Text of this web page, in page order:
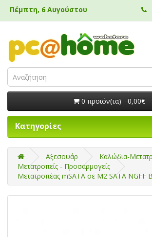
Πέμπτη, 6 Αυγούστου
0 προϊόν(τα) - 0,00€
Κατηγορίες
Αξεσουάρ
Καλώδια-
Μετατροπείς - Προσαρμογείς
Μετατροπέας mSATA σε M2 SATA NGFF